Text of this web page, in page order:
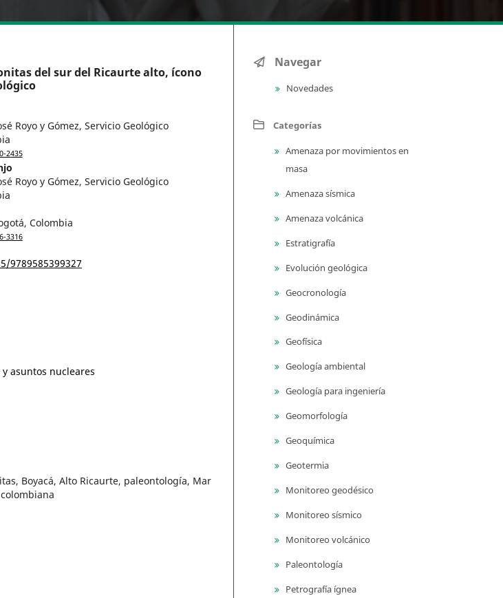
del sur del Ricaurte alto, ícono
Royo y Gómez, Servicio Geológico
2435
Royo y Gómez, Servicio Geológico
Colombia
3316
9789585399327
asuntos nucleares
Boyacá, Alto Ricaurte, paleontología, Mar
Navegar
Novedades
Categorías
Amenaza por movimientos en
masa
Amenaza sísmica
Amenaza volcánica
Estratigrafía
Evolución geológica
Geocronología
Geodinámica
Geofísica
Geología ambiental
Geología para ingeniería
Geomorfología
Geoquímica
Geotermia
Monitoreo geodésico
Monitoreo sísmico
Monitoreo volcánico
Paleontología
Petrografía ígnea